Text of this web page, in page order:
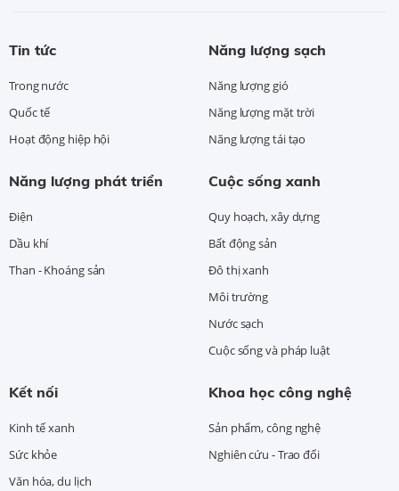
Tin tức
Trong nước
Quốc tế
Hoạt động hiệp hội
Năng lượng sạch
Năng lượng gió
Năng lượng mặt trời
Năng lượng tái tạo
Năng lượng phát triển
Điện
Dầu khí
Than - Khoáng sản
Cuộc sống xanh
Quy hoạch, xây dựng
Bất động sản
Đô thị xanh
Môi trường
Nước sạch
Cuộc sống và pháp luật
Kết nối
Kinh tế xanh
Sức khỏe
Văn hóa, du lịch
Khoa học công nghệ
Sản phẩm, công nghệ
Nghiên cứu - Trao đổi